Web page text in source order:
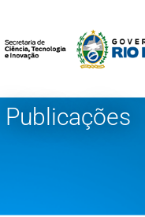
Publicações